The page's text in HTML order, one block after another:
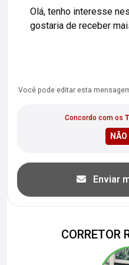
Você pode editar esta
Concordo com os
Enviar
CORRETOR